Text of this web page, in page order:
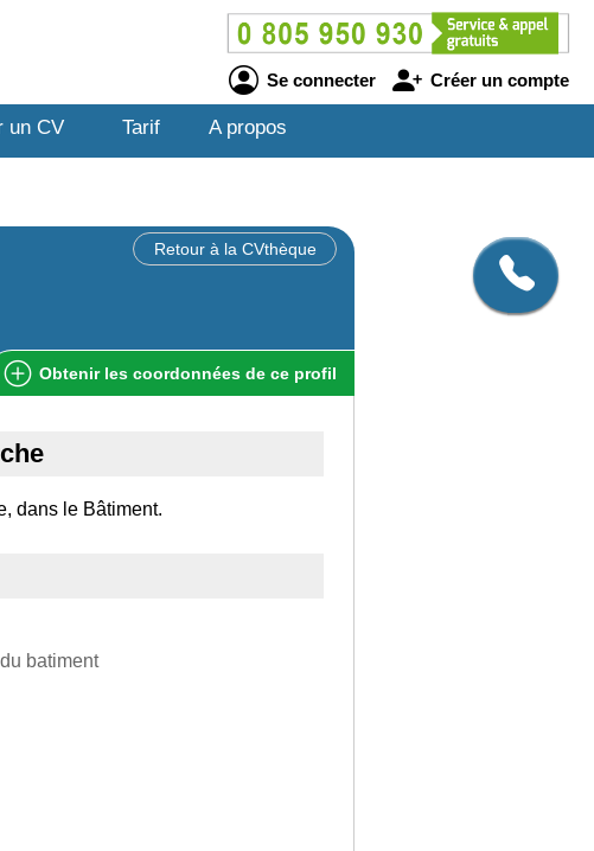
Se connecter Créer un compte
un CV Tarif A propos
Retour à la CVthèque
Obtenir les coordonnées de ce profil
dans le Bâtiment.
batiment